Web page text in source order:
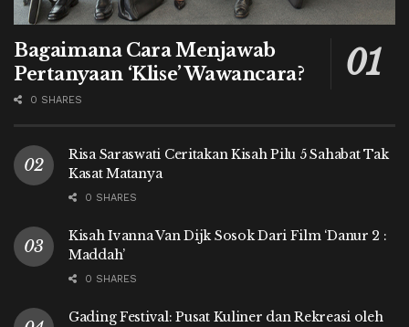
Bagaimana Cara Menjawab
Pertanyaan ‘Klise’ Wawancara?
0 SHARES
Risa Saraswati Ceritakan Kisah Pilu 5 Sahabat Tak
Kasat Matanya
0 SHARES
Kisah Ivanna Van Dijk Sosok Dari Film ‘Danur 2 :
Maddah’
0 SHARES
Gading Festival: Pusat Kuliner dan Rekreasi oleh